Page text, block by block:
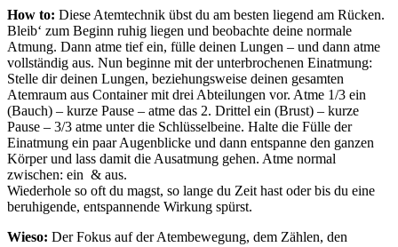
How to: Diese Atemtechnik übst du am besten liegend am Rücken.
Bleib‘ zum Beginn ruhig liegen und beobachte deine normale
Atmung. Dann atme tief ein, fülle deinen Lungen – und dann atme
vollständig aus. Nun beginne mit der unterbrochenen Einatmung:
Stelle dir deinen Lungen, beziehungsweise deinen gesamten
Atemraum aus Container mit drei Abteilungen vor. Atme 1/3 ein
(Bauch) – kurze Pause – atme das 2. Drittel ein (Brust) – kurze
Pause – 3/3 atme unter die Schlüsselbeine. Halte die Fülle der
Einatmung ein paar Augenblicke und dann entspanne den ganzen
Körper und lass damit die Ausatmung gehen. Atme normal
zwischen: ein & aus.
Wiederhole so oft du magst, so lange du Zeit hast oder bis du eine
beruhigende, entspannende Wirkung spürst.
Wieso: Der Fokus auf der Atembewegung, dem Zählen, den